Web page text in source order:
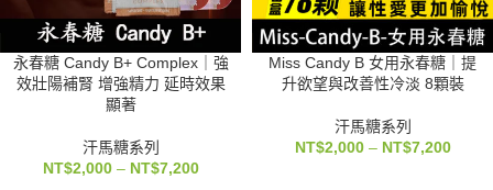
永春糖 Candy B+ Complex｜強
效壯陽補腎 增強精力 延時效果
顯著
汗馬糖系列
NT$2,000 – NT$7,200
Miss Candy B 女用永春糖｜提
升欲望與改善性冷淡 8顆裝
汗馬糖系列
NT$2,000 – NT$7,200